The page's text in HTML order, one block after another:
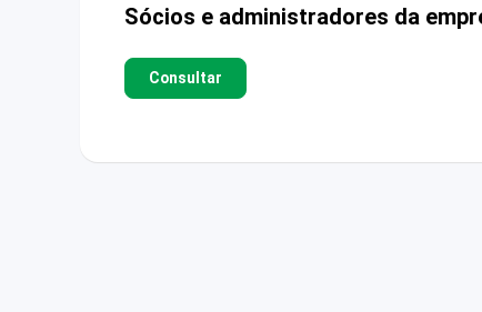
Sócios e administradores da
Consultar